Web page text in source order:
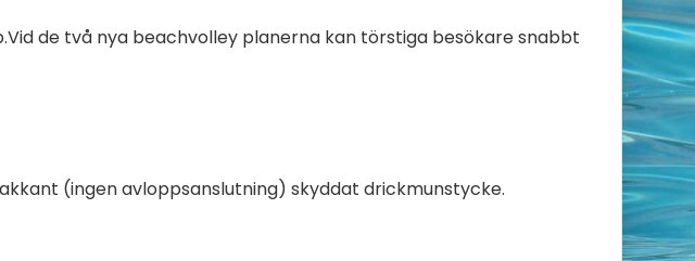
de två nya beachvolley planerna kan törstiga besökare snabbt
(ingen avloppsanslutning) skyddat drickmunstycke.